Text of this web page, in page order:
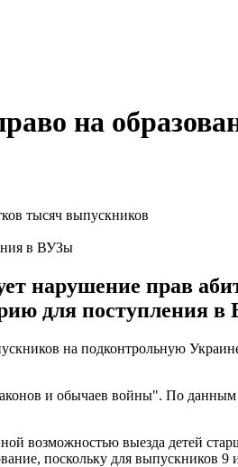
на
в ВУЗы
нарушение прав
для поступления в
на подконтрольную
и обычаев войны". По
возможностью выезда детей
поскольку для